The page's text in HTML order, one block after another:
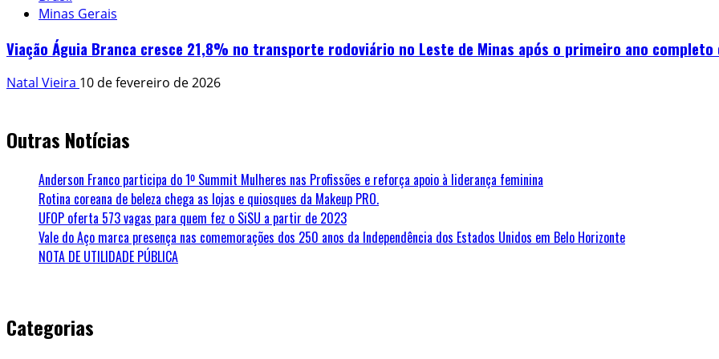
Minas Gerais
Viação Águia Branca cresce 21,8% no transporte rodoviário no Leste de Minas após o primeiro ano completo
Natal Vieira 10 de fevereiro de 2026
Outras Notícias
Anderson Franco participa do 1º Summit Mulheres nas Profissões e reforça apoio à liderança feminina
Rotina coreana de beleza chega as lojas e quiosques da Makeup PRO.
UFOP oferta 573 vagas para quem fez o SiSU a partir de 2023
Vale do Aço marca presença nas comemorações dos 250 anos da Independência dos Estados Unidos em Belo Horizonte
NOTA DE UTILIDADE PÚBLICA
Categorias